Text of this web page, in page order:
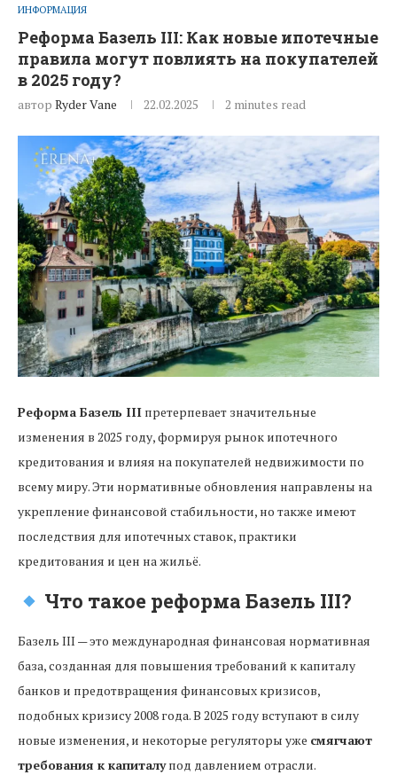
ИНФОРМАЦИЯ
Реформа Базель III: Как новые ипотечные
правила могут повлиять на покупателей
в 2025 году?
автор Ryder Vane 22.02.2025 2 minutes read
Реформа Базель III претерпевает значительные
изменения в 2025 году, формируя рынок ипотечного
кредитования и влияя на покупателей недвижимости по
всему миру. Эти нормативные обновления направлены на
укрепление финансовой стабильности, но также имеют
последствия для ипотечных ставок, практики
кредитования и цен на жильё.
Что такое реформа Базель III?
Базель III — это международная финансовая нормативная
база, созданная для повышения требований к капиталу
банков и предотвращения финансовых кризисов,
подобных кризису 2008 года. В 2025 году вступают в силу
новые изменения, и некоторые регуляторы уже смягчают
требования к капиталупод давлением отрасли.